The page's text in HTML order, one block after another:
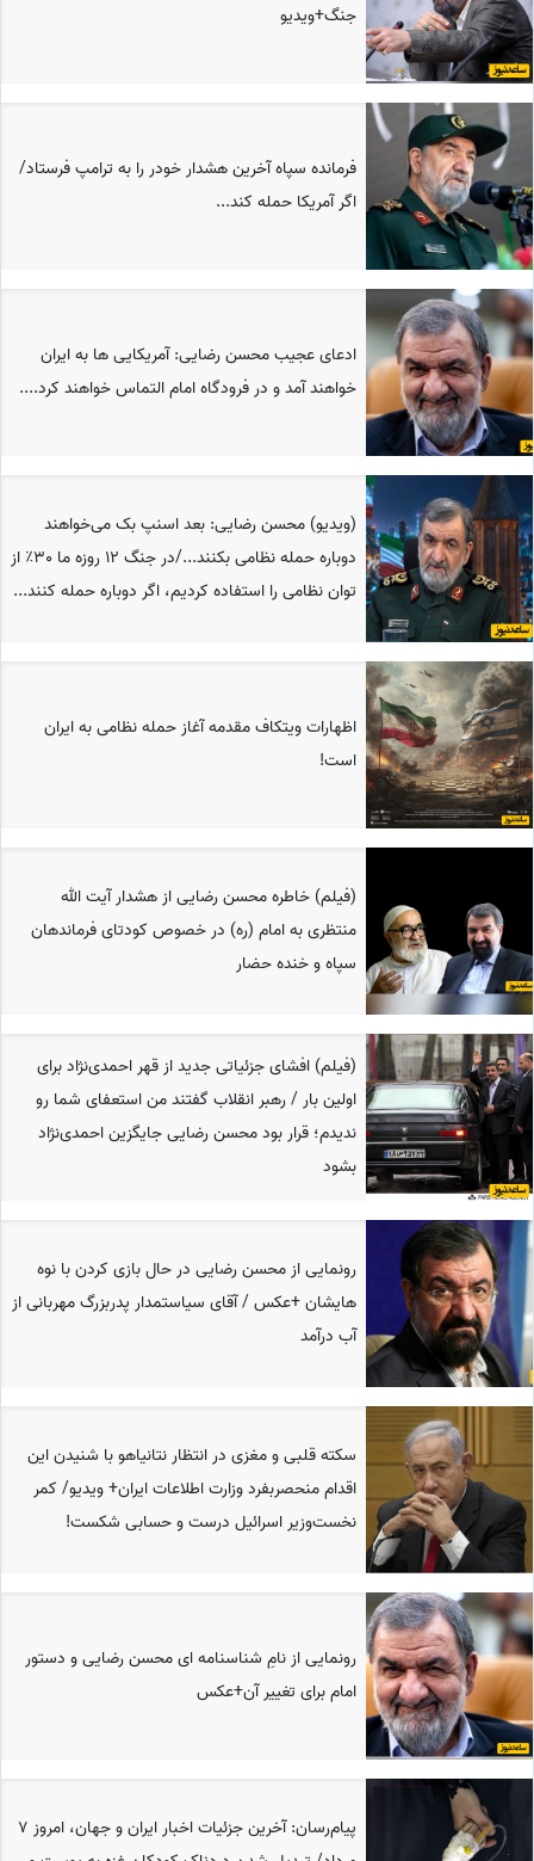
جنگ+ویدیو
فرمانده سپاه آخرین هشدار خودر را به ترامپ فرستاد/
اگر آمریکا حمله کند...
ادعای عجیب محسن رضایی: آمریکایی ها به ایران
خواهند آمد و در فرودگاه امام التماس خواهند کرد....
(ویدیو) محسن رضایی: بعد اسنپ بک می‌خواهند
دوباره حمله نظامی‌ بکنند.../در جنگ 12 روزه ما 30٪‌ از
توان نظامی را استفاده کردیم،‌ اگر دوباره حمله کنند...
اظهارات ویتکاف مقدمه آغاز حمله نظامی به ایران
است!
(فیلم) خاطره محسن رضایی از هشدار آیت الله
منتظری به امام (ره) در خصوص کودتای فرماندهان
سپاه و خنده حضار
(فیلم) افشای جزئیاتی جدید از قهر احمدی‌نژاد برای
اولین بار / رهبر انقلاب گفتند من استعفای شما رو
ندیدم؛ قرار بود محسن رضایی جایگزین احمدی‌نژاد
بشود
رونمایی از محسن رضایی در حال بازی کردن با نوه
هایشان +عکس / آقای سیاستمدار پدربزرگ مهربانی از
آب درآمد
سکته قلبی و مغزی در انتظار نتانیاهو با شنیدن این
اقدام منحصربفرد وزارت اطلاعات ایران+ ویدیو/ کمر
نخست‌وزیر اسرائیل درست و حسابی شکست!
رونمایی از نامِ شناسنامه ای محسن رضایی و دستور
امام برای تغییر آن+عکس
پیام‌رسان: آخرین جزئیات اخبار ایران و جهان، امروز 7